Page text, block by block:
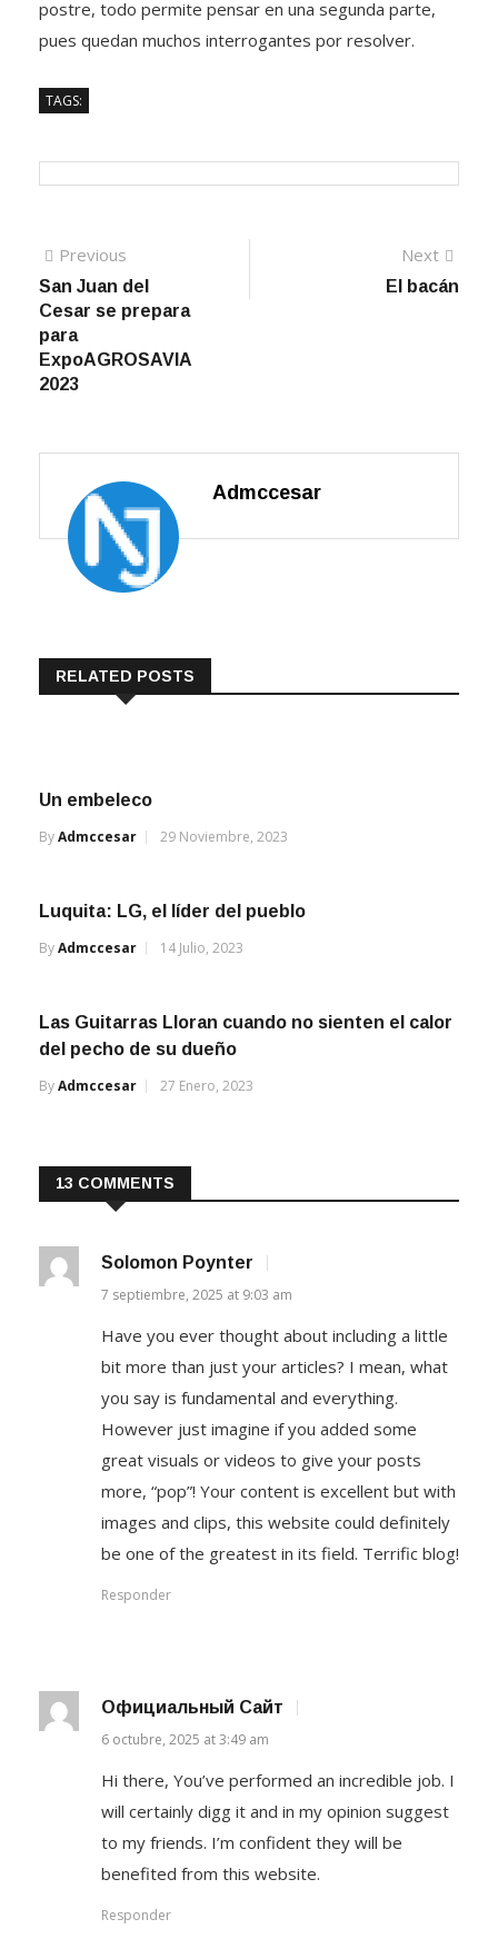
postre, todo permite pensar en una segunda parte,
pues quedan muchos interrogantes por resolver.
TAGS:
Navegación
de
entradas
Previous
post:
San Juan del
Cesar se prepara
para
ExpoAGROSAVIA
2023
Next
El bacán
Admccesar
RELATED POSTS
Un embeleco
ByAdmccesar 29 Noviembre, 2023
Luquita: LG, el líder del pueblo
ByAdmccesar 14 Julio, 2023
Las Guitarras Lloran cuando no sienten el calor
del pecho de su dueño
ByAdmccesar 27 Enero, 2023
13 COMMENTS
Solomon Poynter
7 septiembre, 2025 at 9:03 am
Have you ever thought about including a little
bit more than just your articles? I mean, what
you say is fundamental and everything.
However just imagine if you added some
great visuals or videos to give your posts
more, “pop”! Your content is excellent but with
images and clips, this website could definitely
be one of the greatest in its field. Terrific blog!
Responder
Официальный Сайт
6 octubre, 2025 at 3:49 am
Hi there, You’ve performed an incredible job. I
will certainly digg it and in my opinion suggest
to my friends. I’m confident they will be
benefited from this website.
Responder